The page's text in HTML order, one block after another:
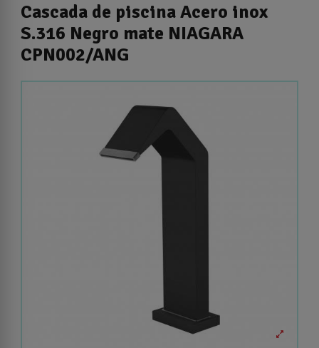
Cascada de piscina Acero inox
S.316 Negro mate NIAGARA
CPN002/ANG